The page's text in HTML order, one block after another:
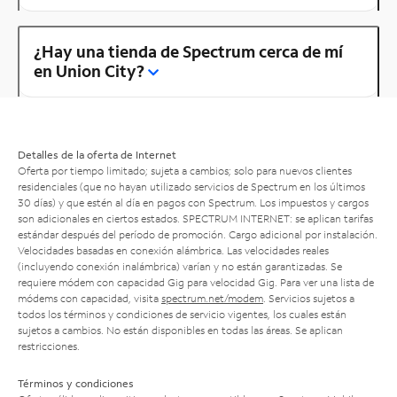
¿Hay una tienda de Spectrum cerca de mí
en Union City?
Detalles de la oferta de Internet
Oferta por tiempo limitado; sujeta a cambios; solo para nuevos clientes
residenciales (que no hayan utilizado servicios de Spectrum en los últimos
30 días) y que estén al día en pagos con Spectrum. Los impuestos y cargos
son adicionales en ciertos estados. SPECTRUM INTERNET: se aplican tarifas
estándar después del período de promoción. Cargo adicional por instalación.
Velocidades basadas en conexión alámbrica. Las velocidades reales
(incluyendo conexión inalámbrica) varían y no están garantizadas. Se
requiere módem con capacidad Gig para velocidad Gig. Para ver una lista de
módems con capacidad, visita spectrum.net/modem . Servicios sujetos a
todos los términos y condiciones de servicio vigentes, los cuales están
sujetos a cambios. No están disponibles en todas las áreas. Se aplican
restricciones.
Términos y condiciones